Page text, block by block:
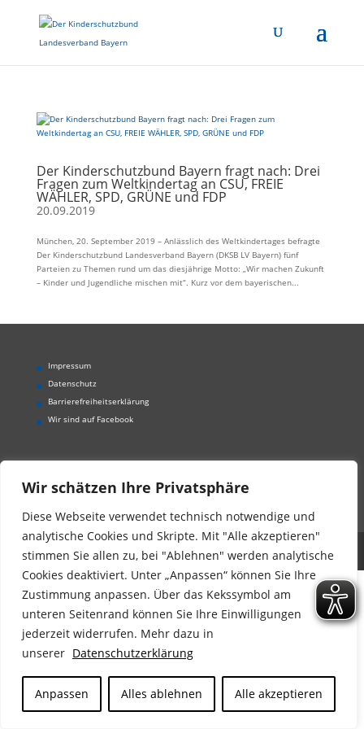
Wir schätzen Ihre Privatsphäre
Diese Webseite verwendet technisch notwendige und
analytische Cookies und Skripte. Mit "Alle akzeptieren"
stimmen Sie allen zu, bei "Ablehnen" werden analytische
Cookies deaktiviert. Unter „Anpassen“ können Sie Ihre
Zustimmung anpassen. Über das Kekssymbol am
unteren Seitenrand können Sie Ihre Einwilligungen
jederzeit widerrufen. Mehr dazu in
unserer Datenschutzerklärung
Anpassen Alles ablehnen Alle akzeptieren
Der Kinderschutzbund Bayern fragt nach: Drei
Fragen zum Weltkindertag an CSU, FREIE
WÄHLER, SPD, GRÜNE und FDP
20.09.2019
München, 20. September 2019 – Anlässlich des Weltkindertages befragte
Der Kinderschutzbund Landesverband Bayern (DKSB LV Bayern) fünf
Parteien zu Themen rund um das diesjährige Motto: „Wir machen Zukunft
– Kinder und Jugendliche mischen mit“. Kurz vor dem bayerischen...
Impressum
Datenschutz
Barrierefreiheitserklärung
Wir sind auf Facebook
Der Kinderschutzbund Landesverband Bayern e.V.